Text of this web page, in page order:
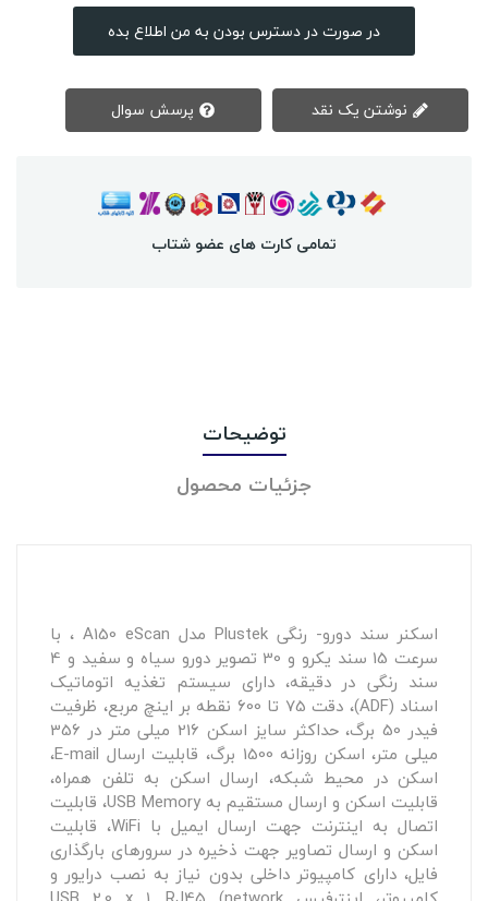
در صورت در دسترس بودن به من اطلاع بده
تمامی کارت های عضو شتاب
توضیحات
جزئیات محصول
اسکنر سند دورو- رنگی Plustek مدل A150 eScan ، با
سرعت 15 سند یکرو و 30 تصویر دورو سیاه و سفید و 4
سند رنگی در دقیقه، دارای سیستم تغذیه اتوماتیک
اسناد (ADF)، دقت 75 تا 600 نقطه بر اینچ مربع، ظرفیت
فیدر 50 برگ، حداکثر سایز اسکن 216 میلی متر در 356
میلی متر، اسکن روزانه 1500 برگ، قابلیت ارسال E-mail،
اسکن در محیط شبکه، ارسال اسکن به تلفن همراه،
قابلیت اسکن و ارسال مستقیم به USB Memory، قابلیت
اتصال به اینترنت جهت ارسال ایمیل با WiFi، قابلیت
اسکن و ارسال تصاویر جهت ذخیره در سرورهای بارگذاری
فایل، دارای کامپیوتر داخلی بدون نیاز به نصب درایور و